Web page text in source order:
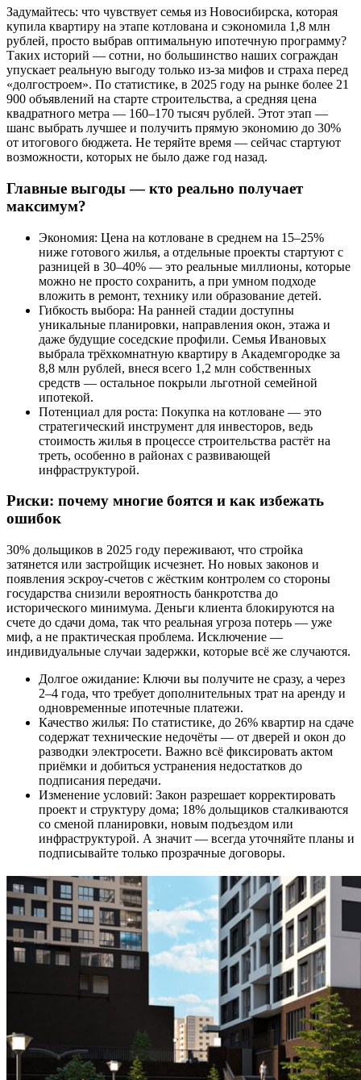
Задумайтесь: что чувствует семья из Новосибирска, которая
купила квартиру на этапе котлована и сэкономила 1,8 млн
рублей, просто выбрав оптимальную ипотечную программу?
Таких историй — сотни, но большинство наших сограждан
упускает реальную выгоду только из-за мифов и страха перед
«долгостроем». По статистике, в 2025 году на рынке более 21
900 объявлений на старте строительства, а средняя цена
квадратного метра — 160–170 тысяч рублей. Этот этап —
шанс выбрать лучшее и получить прямую экономию до 30%
от итогового бюджета. Не теряйте время — сейчас стартуют
возможности, которых не было даже год назад.
Главные выгоды — кто реально получает
максимум?
Экономия: Цена на котловане в среднем на 15–25%
ниже готового жилья, а отдельные проекты стартуют с
разницей в 30–40% — это реальные миллионы, которые
можно не просто сохранить, а при умном подходе
вложить в ремонт, технику или образование детей.
Гибкость выбора: На ранней стадии доступны
уникальные планировки, направления окон, этажа и
даже будущие соседские профили. Семья Ивановых
выбрала трёхкомнатную квартиру в Академгородке за
8,8 млн рублей, внеся всего 1,2 млн собственных
средств — остальное покрыли льготной семейной
ипотекой.
Потенциал для роста: Покупка на котловане — это
стратегический инструмент для инвесторов, ведь
стоимость жилья в процессе строительства растёт на
треть, особенно в районах с развивающей
инфраструктурой.
Риски: почему многие боятся и как избежать
ошибок
30% дольщиков в 2025 году переживают, что стройка
затянется или застройщик исчезнет. Но новых законов и
появления эскроу-счетов с жёстким контролем со стороны
государства снизили вероятность банкротства до
исторического минимума. Деньги клиента блокируются на
счете до сдачи дома, так что реальная угроза потерь — уже
миф, а не практическая проблема. Исключение —
индивидуальные случаи задержки, которые всё же случаются.
Долгое ожидание: Ключи вы получите не сразу, а через
2–4 года, что требует дополнительных трат на аренду и
одновременные ипотечные платежи.
Качество жилья: По статистике, до 26% квартир на сдаче
содержат технические недочёты — от дверей и окон до
разводки электросети. Важно всё фиксировать актом
приёмки и добиться устранения недостатков до
подписания передачи.
Изменение условий: Закон разрешает корректировать
проект и структуру дома; 18% дольщиков сталкиваются
со сменой планировки, новым подъездом или
инфраструктурой. А значит — всегда уточняйте планы и
подписывайте только прозрачные договоры.